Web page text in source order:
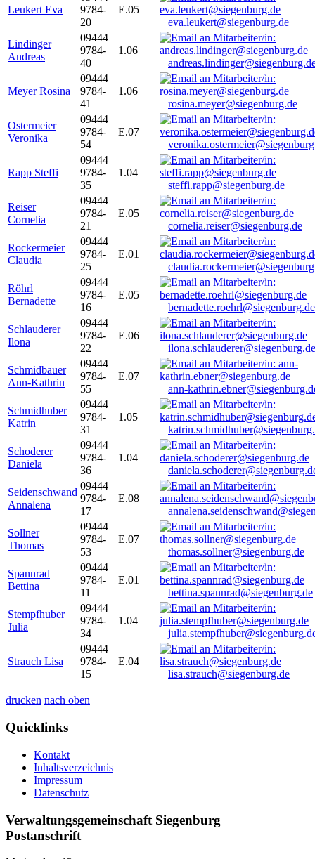
Leukert Eva
9784-
20
E.05
eva.leukert@siegenburg.de
Lindinger
Andreas
09444
9784-
40
1.06
Meyer Rosina
09444
9784-
41
1.06
rosina.meyer@siegenburg.de
Ostermeier
Veronika
09444
9784-
54
E.07
Rapp Steffi
09444
9784-
35
1.04
steffi.rapp@siegenburg.de
Reiser
Cornelia
09444
9784-
21
E.05
cornelia.reiser@siegenburg.de
Rockermeier
Claudia
09444
9784-
25
E.01
Röhrl
Bernadette
09444
9784-
16
E.05
bernadette.roehrl@siegenburg.de
Schlauderer
Ilona
09444
9784-
22
E.06
ilona.schlauderer@siegenburg.de
Schmidbauer
Ann-Kathrin
09444
9784-
55
E.07
ann-
Schmidhuber
Katrin
09444
9784-
31
1.05
Schoderer
Daniela
09444
9784-
36
1.04
Seidenschwand
Annalena
09444
9784-
17
E.08
Sollner
Thomas
09444
9784-
53
E.07
thomas.sollner@siegenburg.de
Spannrad
Bettina
09444
9784-
11
E.01
bettina.spannrad@siegenburg.de
Stempfhuber
Julia
09444
9784-
34
1.04
Strauch Lisa
09444
9784-
15
E.04
lisa.strauch@siegenburg.de
drucken nach oben
Quicklinks
Kontakt
Inhaltsverzeichnis
Impressum
Datenschutz
Verwaltungsgemeinschaft Siegenburg
Postanschrift